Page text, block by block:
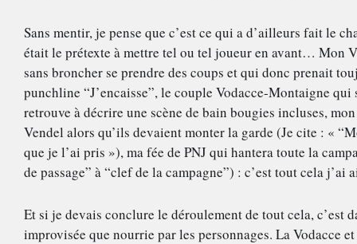
Sans mentir, je pense que c’est ce qui a d’ailleurs fait le
était le prétexte à mettre tel ou tel joueur en avant… Mon
sans broncher se prendre des coups et qui donc prenait
punchline “J’encaisse”, le couple Vodacce-Montaigne qui
retrouve à décrire une scène de bain bougies incluses,
Vendel alors qu’ils devaient monter la garde (Je cite : «
que je l’ai pris »), ma fée de PNJ qui hantera toute la
de passage” à “clef de la campagne”) : c’est tout cela j’ai
Et si je devais conclure le déroulement de tout cela, c’est
improvisée que nourrie par les personnages. La Vodacce